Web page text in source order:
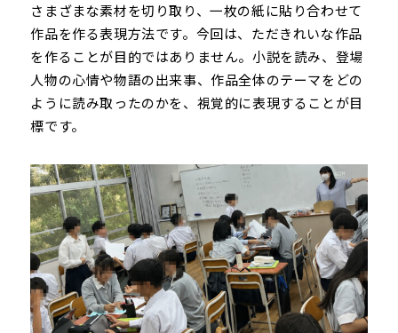
さまざまな素材を切り取り、一枚の紙に貼り合わせて
作品を作る表現方法です。今回は、ただきれいな作品
を作ることが目的ではありません。小説を読み、登場
人物の心情や物語の出来事、作品全体のテーマをどの
ように読み取ったのかを、視覚的に表現することが目
標です。